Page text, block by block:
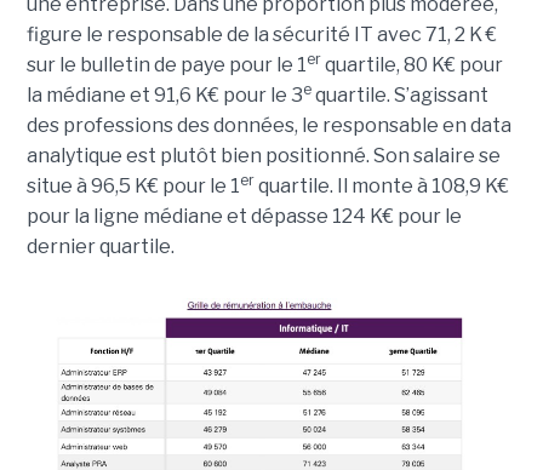
figure le responsable de la sécurité IT avec 71, 2 K €
sur le bulletin de paye pour le 1erquartile, 80 K€ pour
la médiane et 91,6 K€ pour le 3equartile. S’agissant
des professions des données, le responsable en data
analytique est plutôt bien positionné. Son salaire se
situe à 96,5 K€ pour le 1erquartile. Il monte à 108,9 K€
pour la ligne médiane et dépasse 124 K€ pour le
dernier quartile.